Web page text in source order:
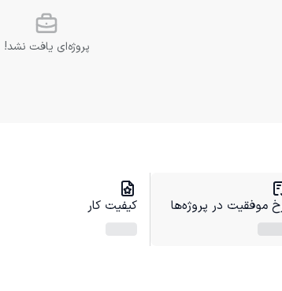
پروژه‌ای یافت نشد!
موفقیت در پروژه‌ها کیفیت کار